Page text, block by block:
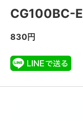
CG100BC-E
830円